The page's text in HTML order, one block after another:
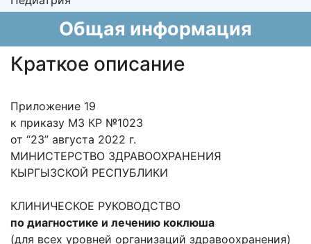
Общая информация
Краткое описание
Приложение 19
к приказу МЗ КР №1023
от “23” августа 2022 г.
МИНИСТЕРСТВО ЗДРАВООХРАНЕНИЯ
КЫРГЫЗСКОЙ РЕСПУБЛИКИ
КЛИНИЧЕСКОЕ РУКОВОДСТВО
по диагностике и лечению коклюша
(для всех уровней организаций здравоохранения)